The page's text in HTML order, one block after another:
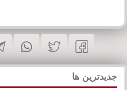
جدیدترین ها